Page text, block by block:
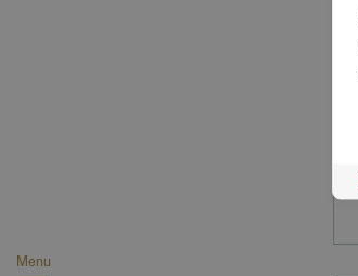
Menu